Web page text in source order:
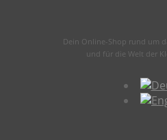
Dein Online-Shop rund um
und für die Welt der